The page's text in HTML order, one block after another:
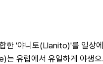
한 '야니토(Llanito)'를 일상
유럽에서 유일하게 야생